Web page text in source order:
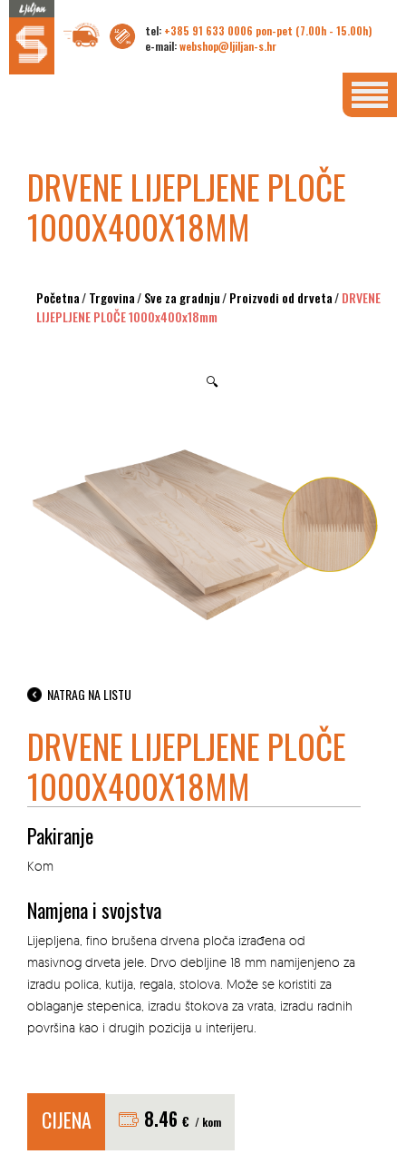
tel: +385 91 633 0006 pon-pet (7.00h - 15.00h)
e-mail:webshop@ljiljan-s.hr
DRVENE LIJEPLJENE PLOČE
1000X400X18MM
Početna/Trgovina/Sve za gradnju/Proizvodi od drveta/DRVENE
LIJEPLJENE PLOČE 1000x400x18mm
🔍
NATRAG NA LISTU
DRVENE LIJEPLJENE PLOČE
1000X400X18MM
Pakiranje
Kom
Namjena i svojstva
Lijepljena, fino brušena drvena ploča izrađena od
masivnog drveta jele. Drvo debljine 18 mm namijenjeno za
izradu polica, kutija, regala, stolova. Može se koristiti za
oblaganje stepenica, izradu štokova za vrata, izradu radnih
površina kao i drugih pozicija u interijeru.
CIJENA 8.46 € / kom